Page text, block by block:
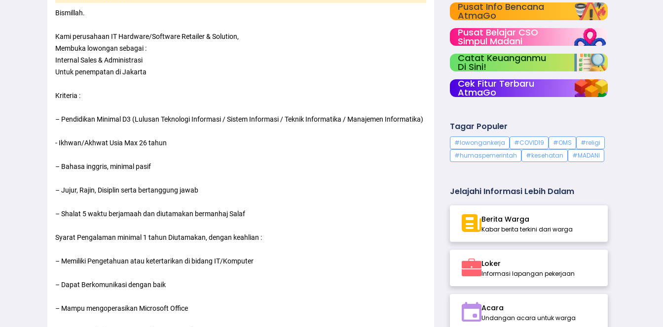
Bismillah.
Kami perusahaan IT Hardware/Software Retailer & Solution,
Membuka lowongan sebagai :
Internal Sales & Administrasi
Untuk penempatan di Jakarta
Kriteria :
– Pendidikan Minimal D3 (Lulusan Teknologi Informasi / Sistem Informasi / Teknik Informatika / Manajemen Informatika)
- Ikhwan/Akhwat Usia Max 26 tahun
– Bahasa inggris, minimal pasif
– Jujur, Rajin, Disiplin serta bertanggung jawab
– Shalat 5 waktu berjamaah dan diutamakan bermanhaj Salaf
Syarat Pengalaman minimal 1 tahun Diutamakan, dengan keahlian :
– Memiliki Pengetahuan atau ketertarikan di bidang IT/Komputer
– Dapat Berkomunikasi dengan baik
– Mampu mengoperasikan Microsoft Office
Pusat Info Bencana
AtmaGo
Pusat Belajar CSO
Simpul Madani
Catat Keuanganmu
Di Sini!
Cek Fitur Terbaru
AtmaGo
Tagar Populer
#lowongankerja #COVID19 #OMS
#religi
#humaspemerintah
#kesehatan #MADANI
Jelajahi Informasi Lebih Dalam
Berita Warga
Kabar berita terkini dari warga
Loker
Informasi lapangan pekerjaan
Acara
Undangan acara untuk warga